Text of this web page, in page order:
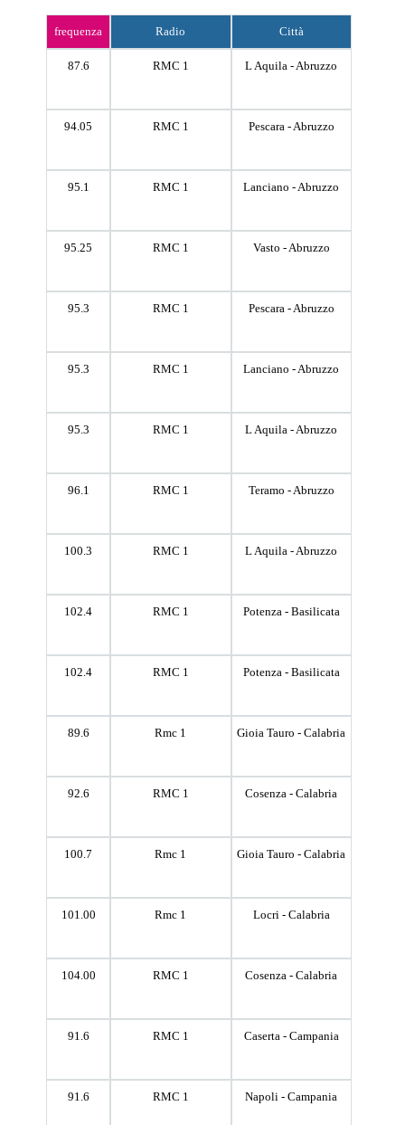
frequenza Radio Città
87.6 RMC 1 L Aquila - Abruzzo
94.05 RMC 1 Pescara - Abruzzo
95.1 RMC 1 Lanciano - Abruzzo
95.25 RMC 1 Vasto - Abruzzo
95.3 RMC 1 Pescara - Abruzzo
95.3 RMC 1 Lanciano - Abruzzo
95.3 RMC 1 L Aquila - Abruzzo
96.1 RMC 1 Teramo - Abruzzo
100.3 RMC 1 L Aquila - Abruzzo
102.4 RMC 1 Potenza - Basilicata
102.4 RMC 1 Potenza - Basilicata
89.6 Rmc 1 Gioia Tauro - Calabria
92.6 RMC 1 Cosenza - Calabria
100.7 Rmc 1 Gioia Tauro - Calabria
101.00 Rmc 1 Locri - Calabria
104.00 RMC 1 Cosenza - Calabria
91.6 RMC 1 Caserta - Campania
91.6 RMC 1 Napoli - Campania